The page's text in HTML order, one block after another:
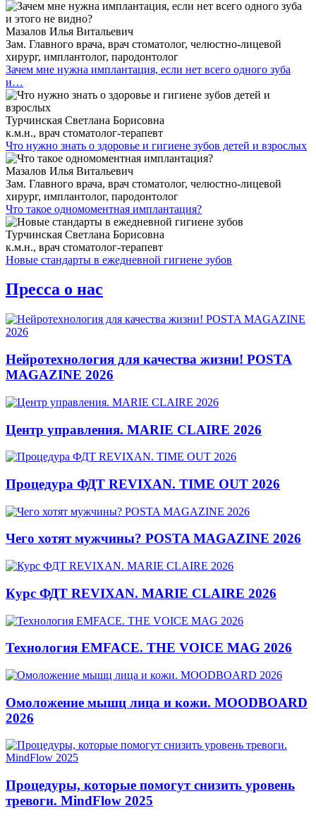
Мазалов Илья Витальевич
Зам. Главного врача, врач стоматолог, челюстно-лицевой
хирург, имплантолог, пародонтолог
Зачем мне нужна имплантация, если нет всего одного зуба
и…
Турчинская Светлана Борисовна
к.м.н., врач стоматолог-терапевт
Что нужно знать о здоровье и гигиене зубов детей и взрослых
Мазалов Илья Витальевич
Зам. Главного врача, врач стоматолог, челюстно-лицевой
хирург, имплантолог, пародонтолог
Что такое одномоментная имплантация?
Турчинская Светлана Борисовна
к.м.н., врач стоматолог-терапевт
Новые стандарты в ежедневной гигиене зубов
Пресса о нас
Нейротехнология для качества жизни! POSTA
MAGAZINE 2026
Центр управления. MARIE CLAIRE 2026
Процедура ФДТ REVIXAN. TIME OUT 2026
Чего хотят мужчины? POSTA MAGAZINE 2026
Курс ФДТ REVIXAN. MARIE CLAIRE 2026
Технология EMFACE. THE VOICE MAG 2026
Омоложение мышц лица и кожи. MOODBOARD
2026
Процедуры, которые помогут снизить уровень
тревоги. MindFlow 2025